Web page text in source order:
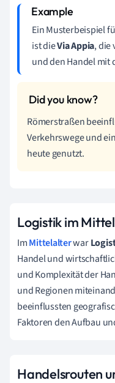
Ein Musterbeispiel
ist dieVia Appia, die
und den Handel mit
Römerstraßen
Verkehrswege und
heute genutzt.
Logistik im
ImMittelalterwar
Handel und
und Komplexität der
und Regionen
beeinflussten
Faktoren den Aufbau
Handelsrouten